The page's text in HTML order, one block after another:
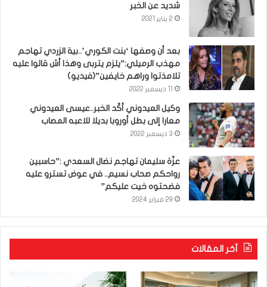
شديد عن الخبر
2 يناير 2021
بعد أن وصفها ‘بنت الكوري’..بية الزردي تهاجم
مهذب الرميلي:”يلزم يتربى وهذا أش قالوا عليه
تلامذتوا وراهم خايفين”(فيديو)
وكيل العيدوني أكّد الخبر..عيسى العيدوني
معارا إلى بطل أوروبا بديلا للاعبه المصاب
3 ديسمبر 2022
عزّة سليمان تهاجم نضال السعدي :”حاسبين
رواحكم صحاب نسيم.. في عوض تسترو عليه
فضحتوه خيت عليكم”
29 فبراير 2024
آخر المقالات